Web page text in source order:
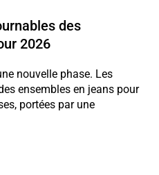
des
2026
nouvelle phase. Les
ensembles en jeans pour
portées par une